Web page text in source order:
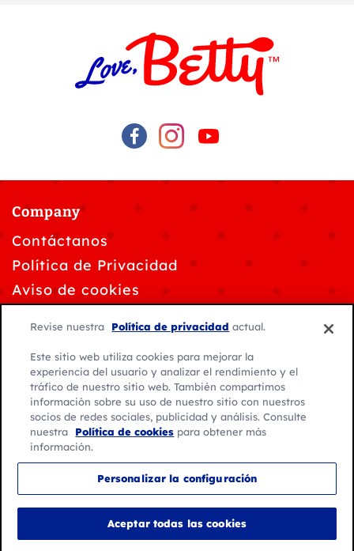
Company
Contáctanos
Política de Privacidad
Aviso de cookies
Personalizar la configuración de cookies
Condiciones de Uso
© 2026 General Mills. Todos los derechos reservados.
América Latina
Español
Revise nuestra Política de privacidad actual.
Este sitio web utiliza cookies para mejorar la
experiencia del usuario y analizar el rendimiento y el
tráfico de nuestro sitio web. También compartimos
información sobre su uso de nuestro sitio con nuestros
socios de redes sociales, publicidad y análisis. Consulte
nuestra
Política de cookies para obtener más
información.
Personalizar la configuración
Aceptar todas las cookies